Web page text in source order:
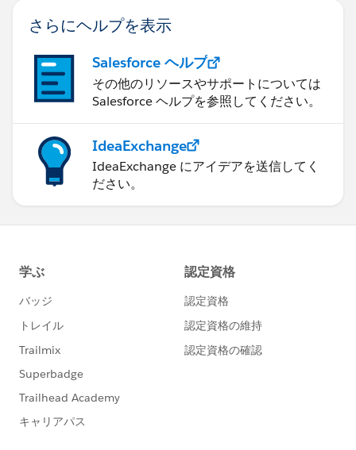
さらにヘルプを表示
Salesforce ヘルプ
その他のリソースやサポートについては
Salesforce ヘルプを参照してください。
IdeaExchange
IdeaExchange にアイデアを送信してく
ださい。